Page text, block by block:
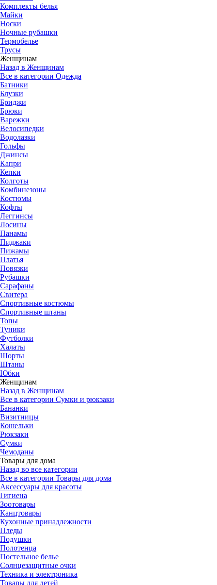
Комплекты белья
Майки
Носки
Ночные рубашки
Термобелье
Трусы
Женщинам
Назад в Женщинам
Все в категории Одежда
Батники
Блузки
Бриджи
Брюки
Варежки
Велосипедки
Водолазки
Гольфы
Джинсы
Капри
Кепки
Колготы
Комбинезоны
Костюмы
Кофты
Леггинсы
Лосины
Панамы
Пиджаки
Пижамы
Платья
Повязки
Рубашки
Сарафаны
Свитера
Спортивные костюмы
Спортивные штаны
Топы
Туники
Футболки
Халаты
Шорты
Штаны
Юбки
Женщинам
Назад в Женщинам
Все в категории Сумки и рюкзаки
Бананки
Визитницы
Кошельки
Рюкзаки
Сумки
Чемоданы
Товары для дома
Назад во все категории
Все в категории Товары для дома
Аксессуары для красоты
Гигиена
Зоотовары
Канцтовары
Кухонные принадлежности
Пледы
Подушки
Полотенца
Постельное белье
Солнцезащитные очки
Техника и электроника
Товары для детей